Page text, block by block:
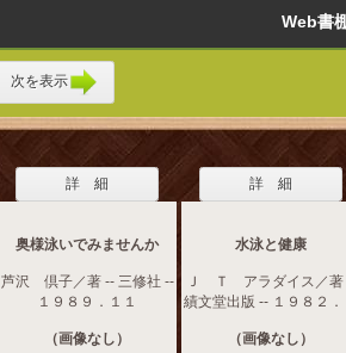
Web
次を表示
詳 細
奥様泳いでみませんか
芦沢 倶子／著 -- 三修社 --
１９８９．１１
（画像なし）
詳 細
水泳と健康
Ｊ Ｔ アラダイス／著
績文堂出版 -- １９８２
（画像なし）